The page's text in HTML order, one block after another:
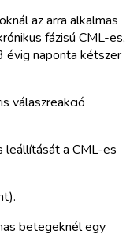
az arra alkalmas
fázisú CML-es,
évig naponta kétszer
válaszreakció
leállítását a CML-es
betegeknél egy